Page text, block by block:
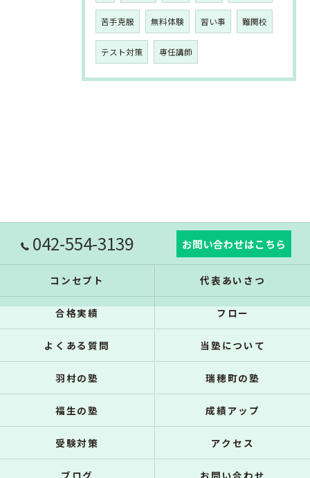
苦手克服 無料体験 習い事 難関校
テスト対策 専任講師
042-554-3139 お問い合わせはこちら
コンセプト 代表あいさつ
合格実績 フロー
よくある質問 当塾について
羽村の塾 瑞穂町の塾
福生の塾 成績アップ
受験対策 アクセス
ブログ お問い合わせ